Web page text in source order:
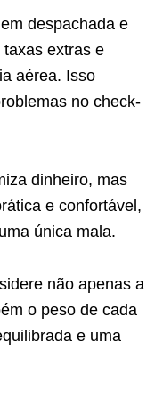
despachada e
extras e
aérea. Isso
no check-
dinheiro, mas
e confortável,
única mala.
não apenas a
o peso de cada
e uma